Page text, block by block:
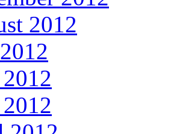
2012